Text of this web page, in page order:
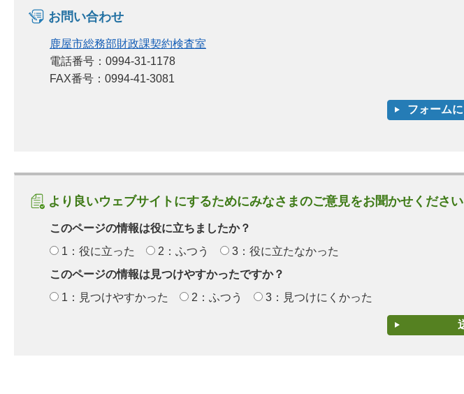
お問い合わせ
鹿屋市総務部財政課契約検査室
電話番号：0994-31-1178
FAX番号：0994-41-3081
より良いウェブサイトにするためにみなさまのご意見をお聞かせください
このページの情報は役に立ちましたか？
1：役に立った
2：ふつう
3：役に立たなかった
このページの情報は見つけやすかったですか？
1：見つけやすかった
2：ふつう 3：見つけにくかった